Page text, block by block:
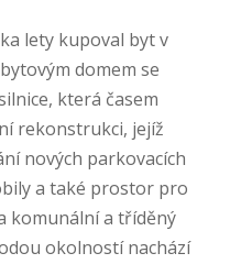
lety kupoval byt v
domem se
která časem
rekonstrukci, jejíž
nových parkovacích
a také prostor pro
komunální a tříděný
okolností nachází